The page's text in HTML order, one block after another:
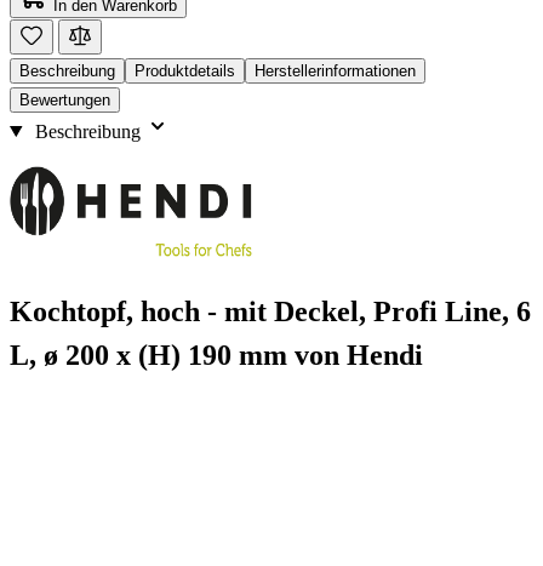
In den Warenkorb
Beschreibung Produktdetails
Herstellerinformationen
Bewertungen
Beschreibung
Kochtopf, hoch - mit Deckel, Profi Line, 6
L, ø 200 x (H) 190 mm von Hendi